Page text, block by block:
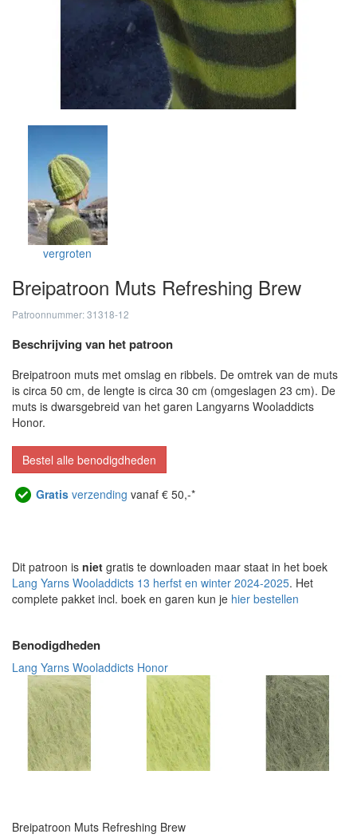
vergroten
Breipatroon Muts Refreshing Brew
Patroonnummer: 31318-12
Beschrijving van het patroon
Breipatroon muts met omslag en ribbels. De omtrek van de muts
is circa 50 cm, de lengte is circa 30 cm (omgeslagen 23 cm). De
muts is dwarsgebreid van het garen Langyarns Wooladdicts
Honor.
Bestel alle benodigdheden
Gratis verzending vanaf € 50,-*
Dit patroon is niet gratis te downloaden maar staat in het boek
Lang Yarns Wooladdicts 13 herfst en winter 2024-2025. Het
complete pakket incl. boek en garen kun je hier bestellen
Benodigdheden
Lang Yarns Wooladdicts Honor
Breipatroon Muts Refreshing Brew